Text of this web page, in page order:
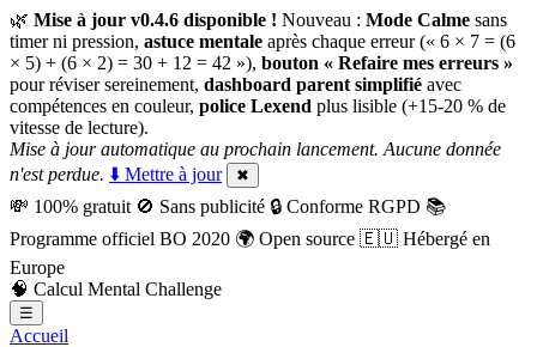
🌿 Mise à jour v0.4.6 disponible ! Nouveau : Mode Calme sans
timer ni pression, astuce mentale après chaque erreur (« 6 × 7 = (6
× 5) + (6 × 2) = 30 + 12 = 42 »), bouton « Refaire mes erreurs »
pour réviser sereinement, dashboard parent simplifié avec
compétences en couleur, police Lexend plus lisible (+15-20 % de
vitesse de lecture).
Mise à jour automatique au prochain lancement. Aucune donnée
n'est perdue. ⬇️ Mettre à jour ✖
💸 100% gratuit 🚫 Sans publicité 🔒 Conforme RGPD 📚
Programme officiel BO 2020 🌍 Open source 🇪🇺 Hébergé en
Europe
🧠 Calcul Mental Challenge
☰
Accueil